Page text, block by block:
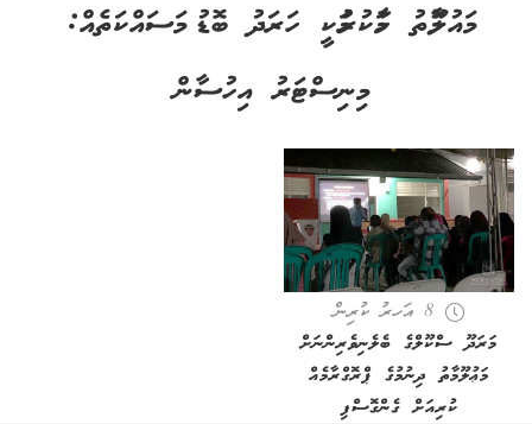
މައުލޫމާތު ހާމަކުރުމަކީ ހަރަދު ބޮޑު މަސައްކަތެއް:
މިނިސްޓަރު އިހުސާން
8 އަހރު ކުރިން
މަރަދޫ ސްކޫލްގެ ބެލެނިވެރިންނަށް
މަޢުލޫމާތު ދިނުމުގެ ޕްރޮގްރާމެއް
ކުރިއަށް ގެންގޮސްފި